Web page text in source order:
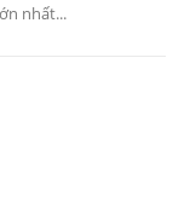
nhất...